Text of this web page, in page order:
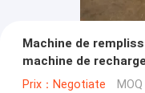
Machine de
machine de
Prix：Negotiate